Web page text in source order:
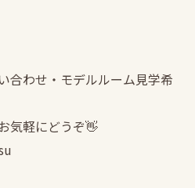
合わせ・モデルルーム見学希
気軽にどうぞ👋